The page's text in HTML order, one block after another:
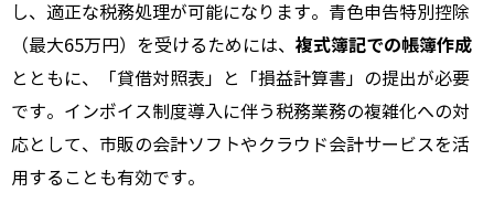
し、適正な税務処理が可能になります。青色申告特別控除
（最大65万円）を受けるためには、 複式簿記での帳簿作成
とともに、「貸借対照表」と「損益計算書」の提出が必要
です。インボイス制度導入に伴う税務業務の複雑化への対
応として、市販の会計ソフトやクラウド会計サービスを活
用することも有効です。